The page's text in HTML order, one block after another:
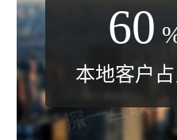
60
本地客户